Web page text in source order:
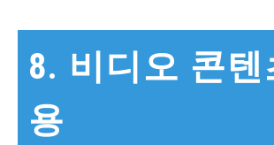
8. 비디오 콘텐
용